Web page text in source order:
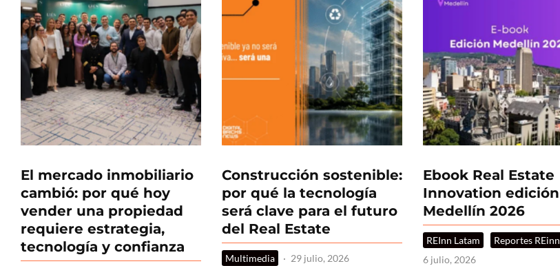
El mercado inmobiliario
cambió: por qué hoy
vender una propiedad
requiere estrategia,
tecnología y confianza
Construcción sostenible:
por qué la tecnología
será clave para el futuro
del Real Estate
Multimedia · 29 julio, 2026
Ebook Real Estate
Innovation edición
Medellín 2026
REInn Latam Reportes REinn
6 julio, 2026